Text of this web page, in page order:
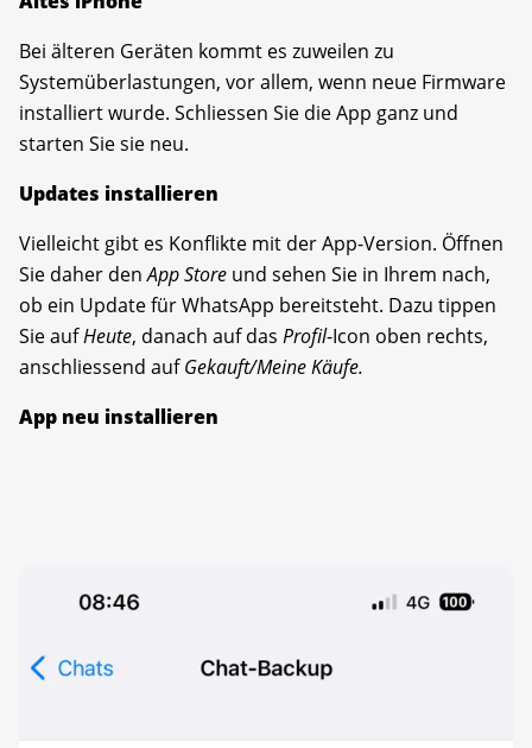
Bei älteren Geräten kommt es zuweilen zu
Systemüberlastungen, vor allem, wenn neue Firmware
installiert wurde. Schliessen Sie die App ganz und
starten Sie sie neu.
Updates installieren
Vielleicht gibt es Konflikte mit der App-Version. Öffnen
Sie daher denApp Store und sehen Sie in Ihrem nach,
ob ein Update für WhatsApp bereitsteht. Dazu tippen
Sie aufHeute, danach auf das Profil-Icon oben rechts,
anschliessend aufGekauft/Meine Käufe.
App neu installieren